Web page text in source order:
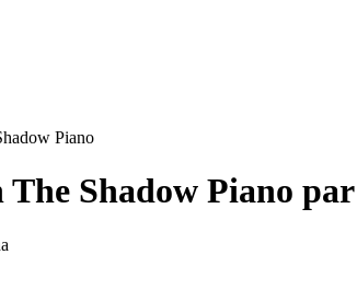
Piano
The Shadow Piano par